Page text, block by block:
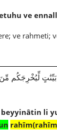
ve
ve rahmeti;
li